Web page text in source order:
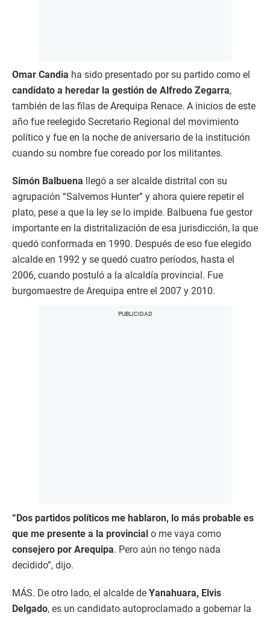
Omar Candia ha sido presentado por su partido como el
candidato a heredar la gestión de Alfredo Zegarra,
también de las filas de Arequipa Renace. A inicios de este
año fue reelegido Secretario Regional del movimiento
político y fue en la noche de aniversario de la institución
cuando su nombre fue coreado por los militantes.
Simón Balbuena llegó a ser alcalde distrital con su
agrupación “Salvemos Hunter” y ahora quiere repetir el
plato, pese a que la ley se lo impide. Balbuena fue gestor
importante en la distritalización de esa jurisdicción, la que
quedó conformada en 1990. Después de eso fue elegido
alcalde en 1992 y se quedó cuatro períodos, hasta el
2006, cuando postuló a la alcaldía provincial. Fue
burgomaestre de Arequipa entre el 2007 y 2010.
“Dos partidos políticos me hablaron, lo más probable es
que me presente a la provincial o me vaya como
consejero por Arequipa. Pero aún no tengo nada
decidido”, dijo.
MÁS. De otro lado, el alcalde de Yanahuara, Elvis
Delgado, es un candidato autoproclamado a gobernar la